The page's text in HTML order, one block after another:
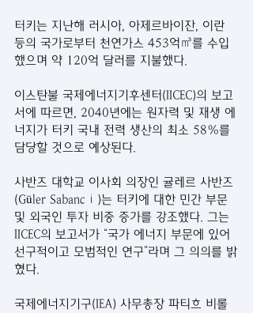
터키는 지난해 러시아, 아제르바이잔, 이란
등의 국가로부터 천연가스 453억㎥를 수입
했으며 약 120억 달러를 지불했다.
이스탄불 국제에너지기후센터(IICEC)의 보고
서에 따르면, 2040년에는 원자력 및 재생 에
너지가 터키 국내 전력 생산의 최소 58%를
담당할 것으로 예상된다.
사반즈 대학교 이사회 의장인 귤레르 사반즈
(Güler Sabancı)는 터키에 대한 민간 부문
및 외국인 투자 비중 증가를 강조했다. 그는
IICEC의 보고서가 “국가 에너지 부문에 있어
선구적이고 모범적인 연구”라며 그 의의를 밝
혔다.
국제에너지기구(IEA) 사무총장 파티흐 비롤